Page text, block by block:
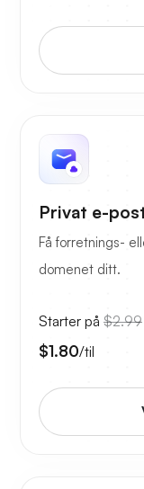
Privat e-
Få forretnings-
domenet ditt.
Starter på $2.99
$1.80/til